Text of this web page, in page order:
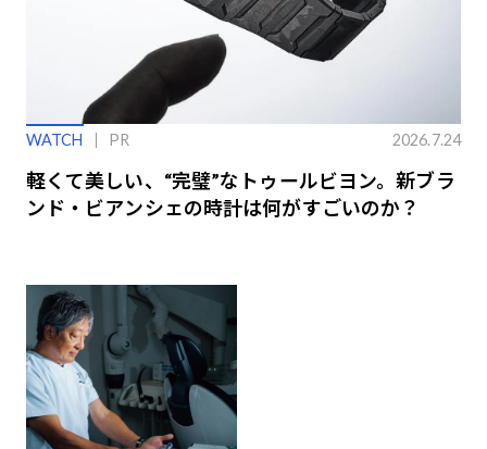
WATCH PR 2026.7.24
軽くて美しい、“完璧”なトゥールビヨン。新ブラ
ンド・ビアンシェの時計は何がすごいのか？